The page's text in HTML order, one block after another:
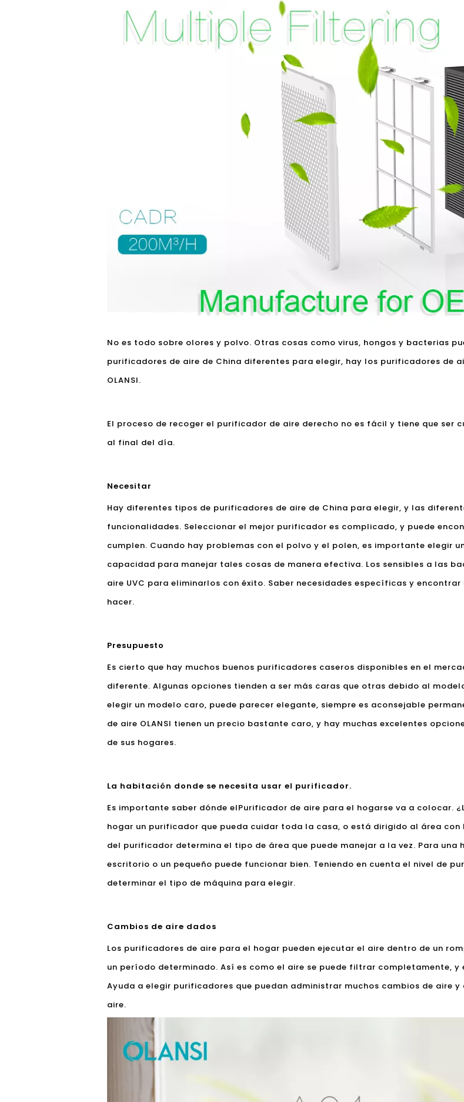
No es todo sobre olores y polvo. Otras cosas como virus, hongos y bacterias
purificadores de aire de China diferentes para elegir, hay los purificadores de
OLANSI.
El proceso de recoger el purificador de aire derecho no es fácil y tiene que ser
al final del día.
Necesitar
Hay diferentes tipos de purificadores de aire de China para elegir, y las
funcionalidades. Seleccionar el mejor purificador es complicado, y puede
cumplen. Cuando hay problemas con el polvo y el polen, es importante elegir
capacidad para manejar tales cosas de manera efectiva. Los sensibles a las
aire UVC para eliminarlos con éxito. Saber necesidades específicas y
hacer.
Presupuesto
Es cierto que hay muchos buenos purificadores caseros disponibles en el
diferente. Algunas opciones tienden a ser más caras que otras debido al
elegir un modelo caro, puede parecer elegante, siempre es aconsejable
de aire OLANSI tienen un precio bastante caro, y hay muchas excelentes
de sus hogares.
La habitación donde se necesita usar el purificador.
Es importante saber dónde elPurificador de aire para el hogarse va a colocar.
hogar un purificador que pueda cuidar toda la casa, o está dirigido al área
del purificador determina el tipo de área que puede manejar a la vez. Para
escritorio o un pequeño puede funcionar bien. Teniendo en cuenta el nivel de
determinar el tipo de máquina para elegir.
Cambios de aire dados
Los purificadores de aire para el hogar pueden ejecutar el aire dentro de un
un período determinado. Así es como el aire se puede filtrar completamente,
Ayuda a elegir purificadores que puedan administrar muchos cambios de aire
aire.